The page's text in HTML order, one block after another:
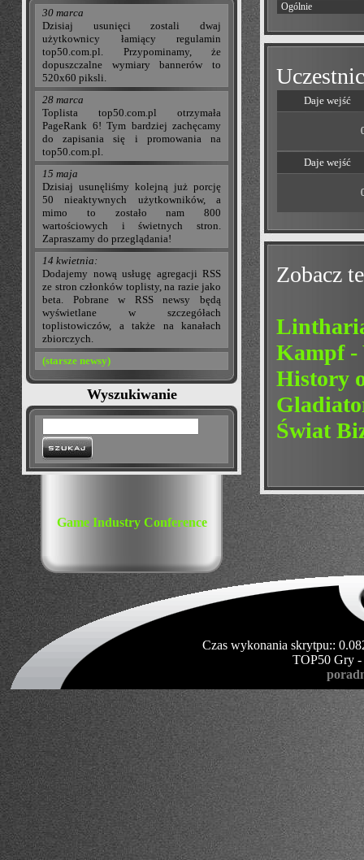
30 marca
Dzisiaj usunięci zostali dwaj
użytkownicy łamiący regulamin
top50.com.pl. Przypominamy, że
dopuszczalne wymiary bannerów to
520x60 piksli.
28 marca
Toplista top50.com.pl otrzymała
PageRank 6! Tym bardziej zachęcamy
do zapisania się i promowania na
top50.com.pl.
15 maja
Dzisiaj usunęliśmy kolejną już porcję
50 nieaktywnych użytkowników, a
mimo to zostało nam 800
wartościowych i świetnych stron.
Zapraszamy do przeglądania!
14 kwietnia:
Dodajemy nową usługę agregacji RSS
ze stron członków toplisty, na razie jako
beta. Pobrane w RSS newsy będą
wyświetlane w szczegółach
toplistowiczów, a także na kanałach
zbiorczych.
(starsze newsy)
Wyszukiwanie
Game Industry Conference
Ogólnie
Daje wejść
Daje wejść
Zobacz
Kampf -
History
Świat
Czas wykonania skrytpu::
TOP50 Gry